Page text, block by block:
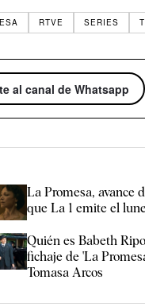
RTVE SERIES
al canal de Whatsapp
La Promesa, avance
que La 1 emite el
Quién es Babeth
fichaje de 'La
Tomasa Arcos